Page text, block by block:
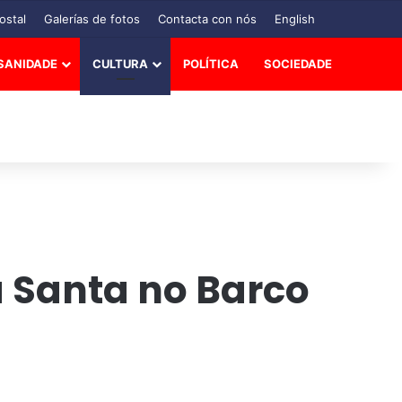
Galerías de fotos Contacta con nós English
CULTURA POLÍTICA SOCIEDADE
no Barco